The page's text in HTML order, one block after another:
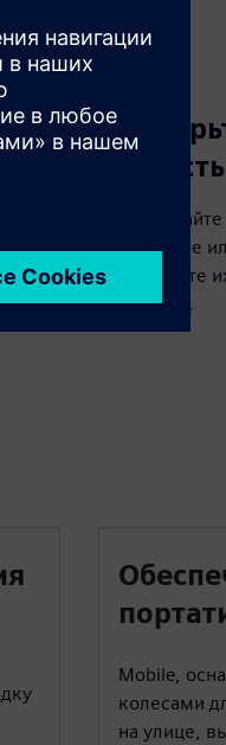
гибкость
мастерские
адаптируйте
автопарка.
Mobile,
колесами
на улице,